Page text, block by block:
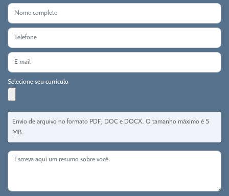
Selecione seu currículo
Envio de arquivo no formato PDF, DOC e DOCX. O tamanho máximo é 5
MB.